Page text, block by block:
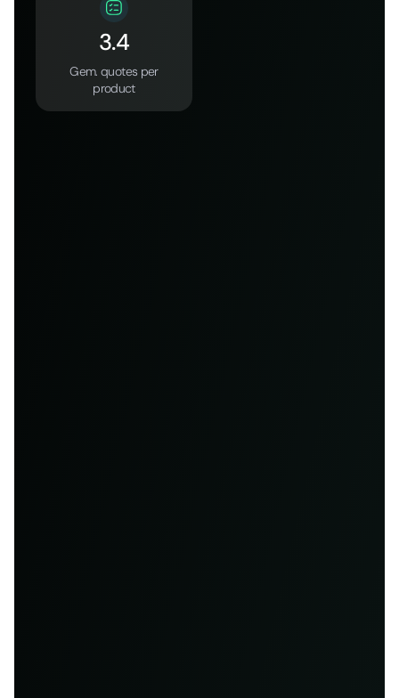
3.4
Gem. quotes per
product